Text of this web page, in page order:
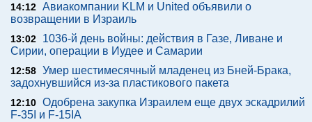
14:12 Авиакомпании KLM и United объявили о
возвращении в Израиль
13:02
1036-й день войны: действия в Газе, Ливане и
Сирии, операции в Иудее и Самарии
12:58 Умер шестимесячный младенец из Бней-Брака,
задохнувшийся из-за пластикового пакета
12:10 Одобрена закупка Израилем еще двух эскадрилий
F-35I и F-15IA